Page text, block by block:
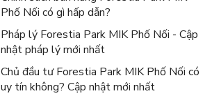
Phố Nối có gì hấp dẫn?
Pháp lý Forestia Park MIK Phố Nối - Cập
nhật pháp lý mới nhất
Chủ đầu tư Forestia Park MIK Phố Nối có
uy tín không? Cập nhật mới nhất